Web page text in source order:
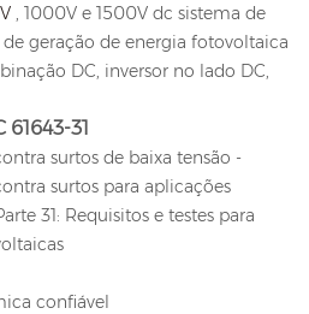
, 1000V e 1500V dc sistema de
geração de energia fotovoltaica
DC, inversor no lado DC,
31
surtos de baixa tensão -
surtos para aplicações
31: Requisitos e testes para
confiável